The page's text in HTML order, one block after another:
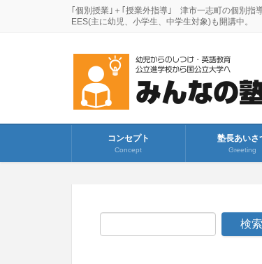
｢個別授業｣＋｢授業外指導｣ 津市一志町の個別指
EES(主に幼児、小学生、中学生対象)も開講中。
コンセプト
Concept
塾長あいさ
Greeting